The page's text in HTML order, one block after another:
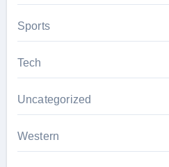
Sports
Tech
Uncategorized
Western